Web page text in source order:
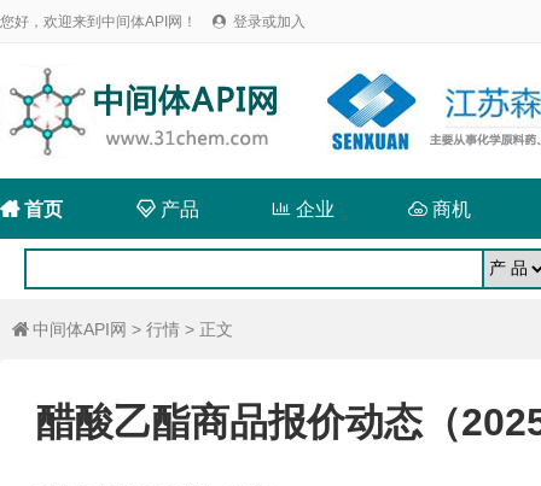
您好，欢迎来到中间体API网！  登录或加入
首页 产品  企业  商机
 中间体API网 > 行情 > 正文
醋酸乙酯商品报价动态（